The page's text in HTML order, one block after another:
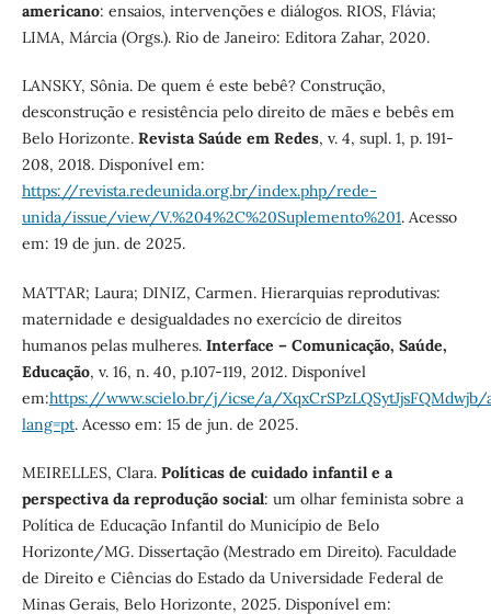
americano: ensaios, intervenções e diálogos. RIOS, Flávia;
LIMA, Márcia (Orgs.). Rio de Janeiro: Editora Zahar, 2020.
LANSKY, Sônia. De quem é este bebê? Construção,
desconstrução e resistência pelo direito de mães e bebês em
Belo Horizonte. Revista Saúde em Redes, v. 4, supl. 1, p. 191-
208, 2018. Disponível em:
https://revista.redeunida.org.br/index.php/rede-
unida/issue/view/V.%204%2C%20Suplemento%201. Acesso
em: 19 de jun. de 2025.
MATTAR; Laura; DINIZ, Carmen. Hierarquias reprodutivas:
maternidade e desigualdades no exercício de direitos
humanos pelas mulheres. Interface – Comunicação, Saúde,
Educação, v. 16, n. 40, p.107-119, 2012. Disponível
em:https://www.scielo.br/j/icse/a/
lang=pt. Acesso em: 15 de jun. de 2025.
MEIRELLES, Clara. Políticas de cuidado infantil e a
perspectiva da reprodução social: um olhar feminista sobre a
Política de Educação Infantil do Município de Belo
Horizonte/MG. Dissertação (Mestrado em Direito). Faculdade
de Direito e Ciências do Estado da Universidade Federal de
Minas Gerais, Belo Horizonte, 2025. Disponível em: